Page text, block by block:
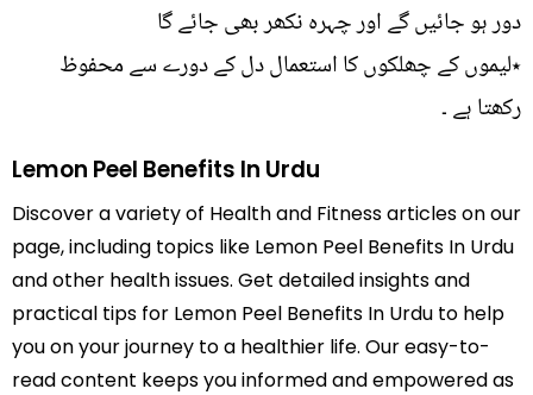
دور ہو جائیں گے اور چہرہ نکھر بھی جائے گا
٭لیموں کے چھلکوں کا استعمال دل کے دورے سے محفوظ
رکھتا ہے ۔
Lemon Peel Benefits In Urdu
Discover a variety of Health and Fitness articles on our
page, including topics like Lemon Peel Benefits In Urdu
and other health issues. Get detailed insights and
practical tips for Lemon Peel Benefits In Urdu to help
you on your journey to a healthier life. Our easy-to-
read content keeps you informed and empowered as